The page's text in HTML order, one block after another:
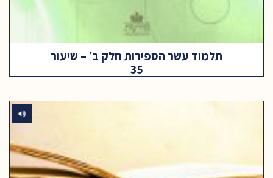
תלמוד עשר הספירות חלק ב׳ – שיעור
35